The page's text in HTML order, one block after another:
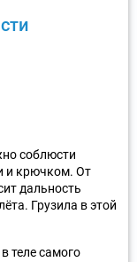
соблюсти
и крючком. От
дальность
Грузила в этой
теле самого